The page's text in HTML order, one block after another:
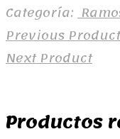
Categoría:
Previous Product
Next Product
Productos